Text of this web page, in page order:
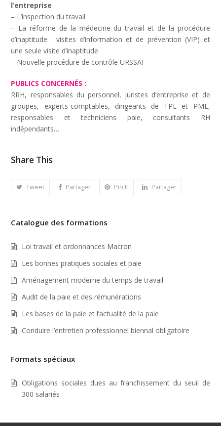
l’entreprise
– L’inspection du travail
– La réforme de la médecine du travail et de la procédure
d’inaptitude : visites d’information et de prévention (VIP) et
une seule visite d’inaptitude
– Nouvelle procédure de contrôle URSSAF
PUBLICS CONCERNÉS :
RRH, responsables du personnel, juristes d’entreprise et de
groupes, experts-comptables, dirigeants de TPE et PME,
responsables et techniciens paie, consultants RH
indépendants…
Share This
Tweet Partager Pin It Partager
Catalogue des formations
Loi travail et ordonnances Macron
Les bonnes pratiques sociales et paie
Aménagement moderne du temps de travail
Audit de la paie et des rémunérations
Les bases de la paie et l’actualité de la paie
Conduire l’entretien professionnel biennal obligatoire
Formats spéciaux
Obligations sociales dues au franchissement du seuil de
300 salariés